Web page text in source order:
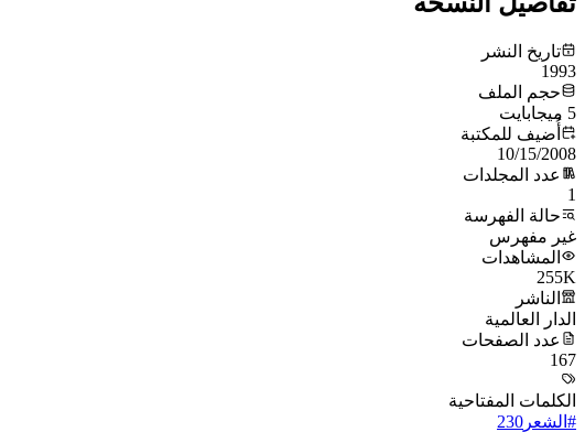
تاريخ النشر
1993
حجم الملف
5 ميجابايت
أُضيف للمكتبة
10/15/2008
عدد المجلدات
1
حالة الفهرسة
غير مفهرس
المشاهدات
255K
الناشر
الدار العالمية
عدد الصفحات
167
الكلمات المفتاحية
# الشعر 230